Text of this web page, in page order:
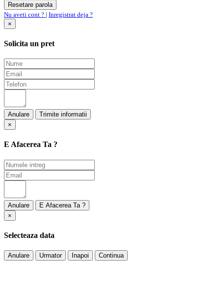
Nu aveti cont ? | Inregistrat deja ?
×
Solicita un pret
Anulare
×
E Afacerea Ta ?
Anulare
×
Selecteaza data
Anulare